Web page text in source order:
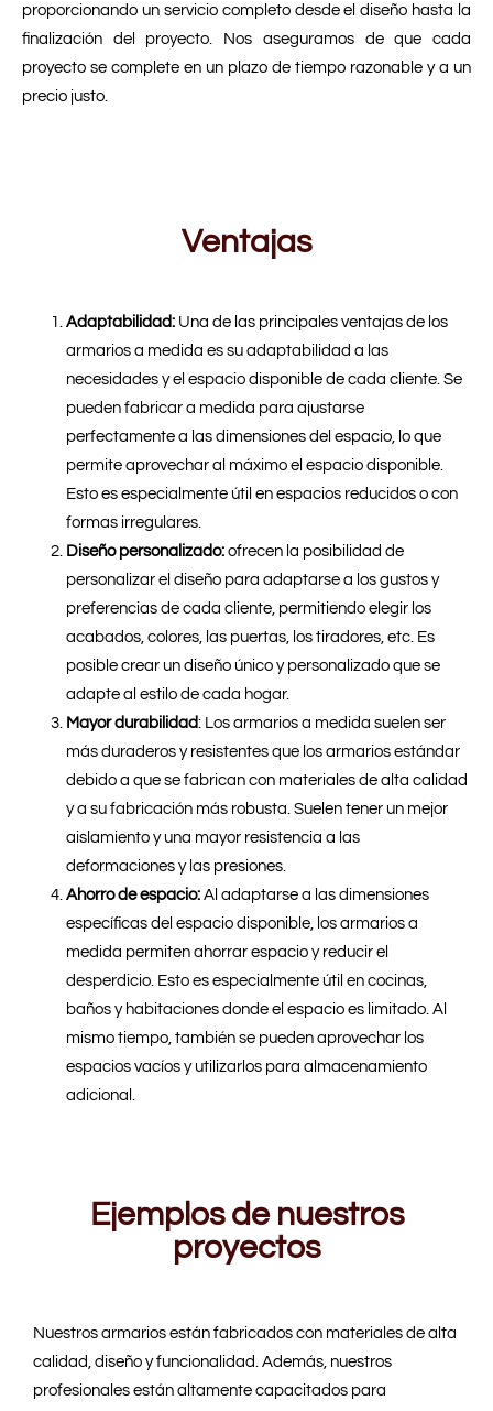
proporcionando un servicio completo desde el diseño hasta la
finalización del proyecto. Nos aseguramos de que cada
proyecto se complete en un plazo de tiempo razonable y a un
precio justo.
Ventajas
Adaptabilidad: Una de las principales ventajas de los
armarios a medida es su adaptabilidad a las
necesidades y el espacio disponible de cada cliente. Se
pueden fabricar a medida para ajustarse
perfectamente a las dimensiones del espacio, lo que
permite aprovechar al máximo el espacio disponible.
Esto es especialmente útil en espacios reducidos o con
formas irregulares.
Diseño personalizado: ofrecen la posibilidad de
personalizar el diseño para adaptarse a los gustos y
preferencias de cada cliente, permitiendo elegir los
acabados, colores, las puertas, los tiradores, etc. Es
posible crear un diseño único y personalizado que se
adapte al estilo de cada hogar.
Mayor durabilidad: Los armarios a medida suelen ser
más duraderos y resistentes que los armarios estándar
debido a que se fabrican con materiales de alta calidad
y a su fabricación más robusta. Suelen tener un mejor
aislamiento y una mayor resistencia a las
deformaciones y las presiones.
Ahorro de espacio: Al adaptarse a las dimensiones
específicas del espacio disponible, los armarios a
medida permiten ahorrar espacio y reducir el
desperdicio. Esto es especialmente útil en cocinas,
baños y habitaciones donde el espacio es limitado. Al
mismo tiempo, también se pueden aprovechar los
espacios vacíos y utilizarlos para almacenamiento
adicional.
Ejemplos de nuestros
proyectos
Nuestros armarios están fabricados con materiales de alta
calidad, diseño y funcionalidad. Además, nuestros
profesionales están altamente capacitados para